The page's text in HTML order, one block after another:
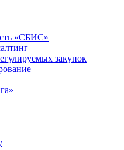
«СБИС»
закупок